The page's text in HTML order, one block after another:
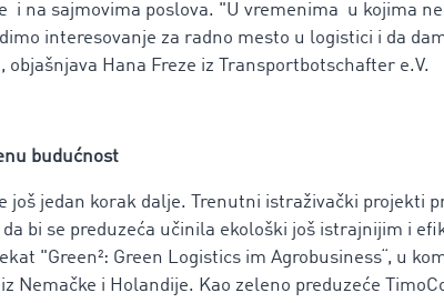
i na sajmovima poslova. "U vremenima u kojima
interesovanje za radno mesto u logistici i da
Hana Freze iz Transportbotschafter e.V.
budućnost
još jedan korak dalje. Trenutni istraživački projekti
bi se preduzeća učinila ekološki još istrajnijim i
"Green²: Green Logistics im Agrobusiness“, u
Nemačke i Holandije. Kao zeleno preduzeće